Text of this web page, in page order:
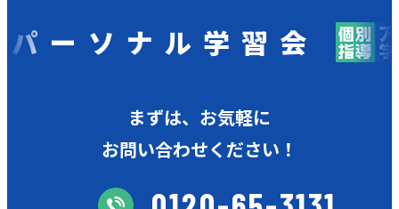
ナル学習会 個
まずは、お気軽に
お問い合わせください！